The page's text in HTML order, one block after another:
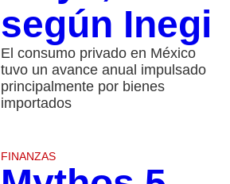
según Inegi
El consumo privado en México
tuvo un avance anual impulsado
principalmente por bienes
importados
FINANZAS